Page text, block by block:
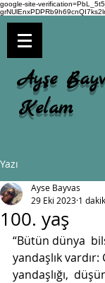
google-site-
Ayşe
Kelam
Yazı
100. yaş
Ayse Bayvas
29 Eki 2023 1
“Bütün dünya
yandaşlık
yandaşlığı,